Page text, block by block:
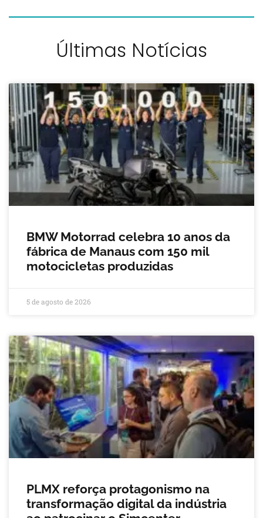
Últimas Notícias
BMW Motorrad celebra 10 anos da
fábrica de Manaus com 150 mil
motocicletas produzidas
5 de agosto de 2026
PLMX reforça protagonismo na
transformação digital da indústria